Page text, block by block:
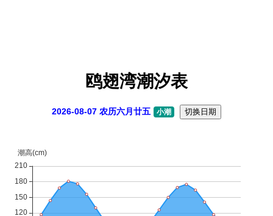
鸥翅湾潮汐表
2026-08-07 农历六月廿五 小潮 切换日期